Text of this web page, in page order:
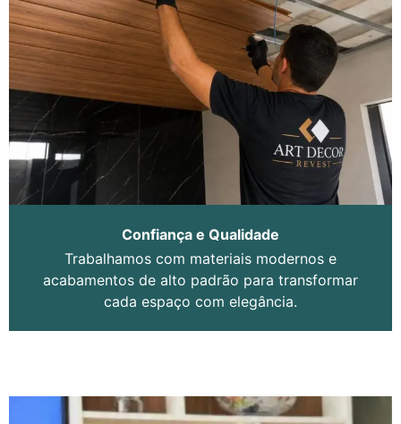
Confiança e Qualidade
Trabalhamos com materiais modernos e
acabamentos de alto padrão para transformar
cada espaço com elegância.